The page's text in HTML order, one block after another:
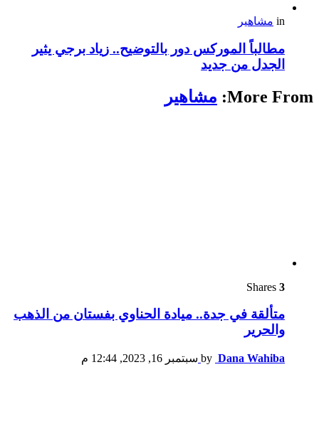
in مشاهير
مطالباً الموركس دور بالتوضيح.. زياد برجي يثير
الجدل من جديد
More From: مشاهير
3
متألقة في جدة.. ميادة الحناوي بفستان من الذهب
والحرير
by Dana Wahiba سبتمبر 16, 2023, 12:44 م